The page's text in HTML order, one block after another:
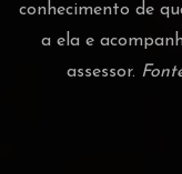
conhecimento de
a ela e
assessor.